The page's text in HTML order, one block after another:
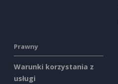
Prawny
Warunki korzystania z
usługi